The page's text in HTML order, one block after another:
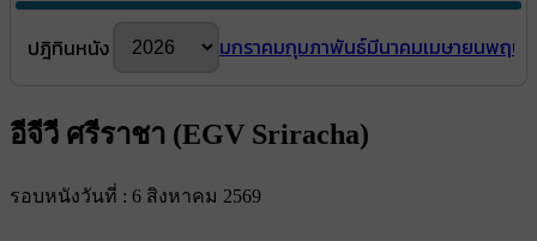
ปฎิทินหนัง มกราคมกุมภาพันธ์มีนาคมเมษายนพฤษ
อีจีวี ศรีราชา (EGV Sriracha)
รอบหนังวันที่ : 6 สิงหาคม 2569